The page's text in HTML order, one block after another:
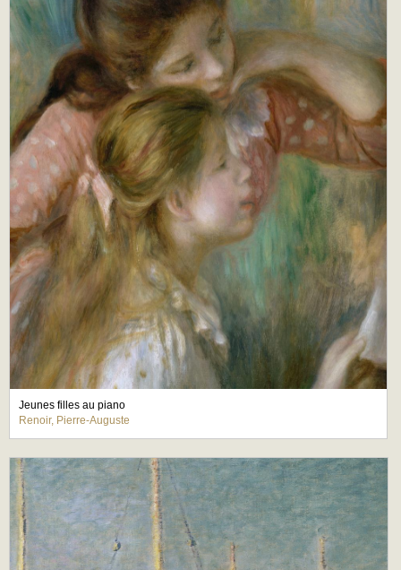
Jeunes filles au piano
Renoir, Pierre-Auguste